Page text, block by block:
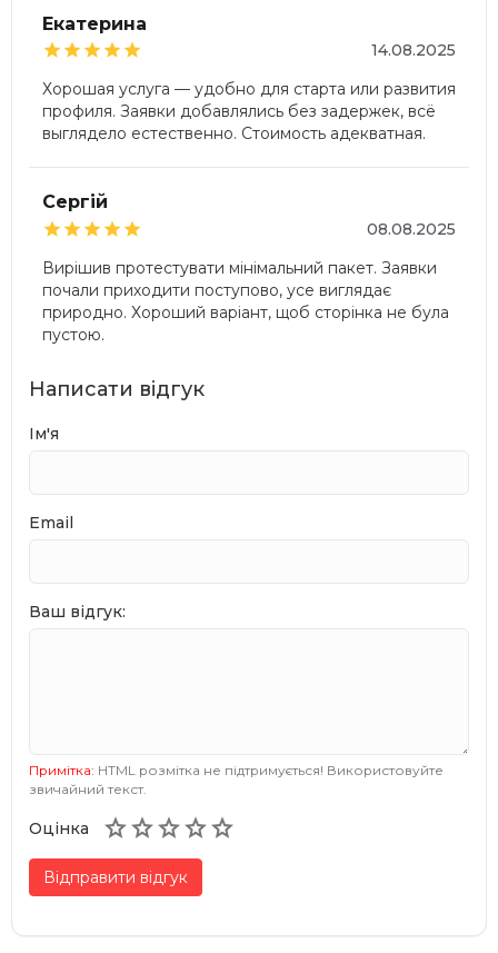
Екатерина

14.08.2025
Хорошая услуга — удобно для старта или развития
профиля. Заявки добавлялись без задержек, всё
выглядело естественно. Стоимость адекватная.
Сергій

08.08.2025
Вирішив протестувати мінімальний пакет. Заявки
почали приходити поступово, усе виглядає
природно. Хороший варіант, щоб сторінка не була
пустою.
Написати відгук
Ім'я
Email
Ваш відгук:
Примітка: HTML розмітка не підтримується! Використовуйте
звичайний текст.
Оцінка 
Відправити відгук